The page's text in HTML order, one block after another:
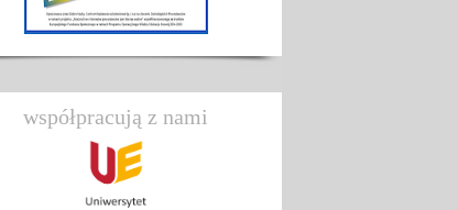
współpracują z nami